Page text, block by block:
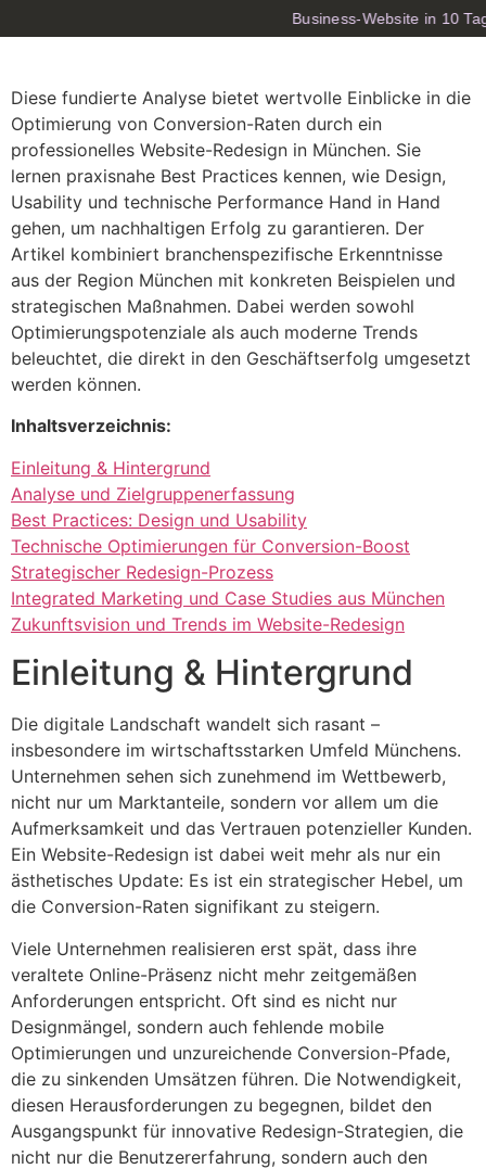
Business-Website in 10
Diese fundierte Analyse bietet wertvolle Einblicke in die
Optimierung von Conversion-Raten durch ein
professionelles Website-Redesign in München. Sie
lernen praxisnahe Best Practices kennen, wie Design,
Usability und technische Performance Hand in Hand
gehen, um nachhaltigen Erfolg zu garantieren. Der
Artikel kombiniert branchenspezifische Erkenntnisse
aus der Region München mit konkreten Beispielen und
strategischen Maßnahmen. Dabei werden sowohl
Optimierungspotenziale als auch moderne Trends
beleuchtet, die direkt in den Geschäftserfolg umgesetzt
werden können.
Inhaltsverzeichnis:
Einleitung & Hintergrund
Analyse und Zielgruppenerfassung
Best Practices: Design und Usability
Technische Optimierungen für Conversion-Boost
Strategischer Redesign-Prozess
Integrated Marketing und Case Studies aus München
Zukunftsvision und Trends im Website-Redesign
Einleitung & Hintergrund
Die digitale Landschaft wandelt sich rasant –
insbesondere im wirtschaftsstarken Umfeld Münchens.
Unternehmen sehen sich zunehmend im Wettbewerb,
nicht nur um Marktanteile, sondern vor allem um die
Aufmerksamkeit und das Vertrauen potenzieller Kunden.
Ein Website-Redesign ist dabei weit mehr als nur ein
ästhetisches Update: Es ist ein strategischer Hebel, um
die Conversion-Raten signifikant zu steigern.
Viele Unternehmen realisieren erst spät, dass ihre
veraltete Online-Präsenz nicht mehr zeitgemäßen
Anforderungen entspricht. Oft sind es nicht nur
Designmängel, sondern auch fehlende mobile
Optimierungen und unzureichende Conversion-Pfade,
die zu sinkenden Umsätzen führen. Die Notwendigkeit,
diesen Herausforderungen zu begegnen, bildet den
Ausgangspunkt für innovative Redesign-Strategien, die
nicht nur die Benutzererfahrung, sondern auch den